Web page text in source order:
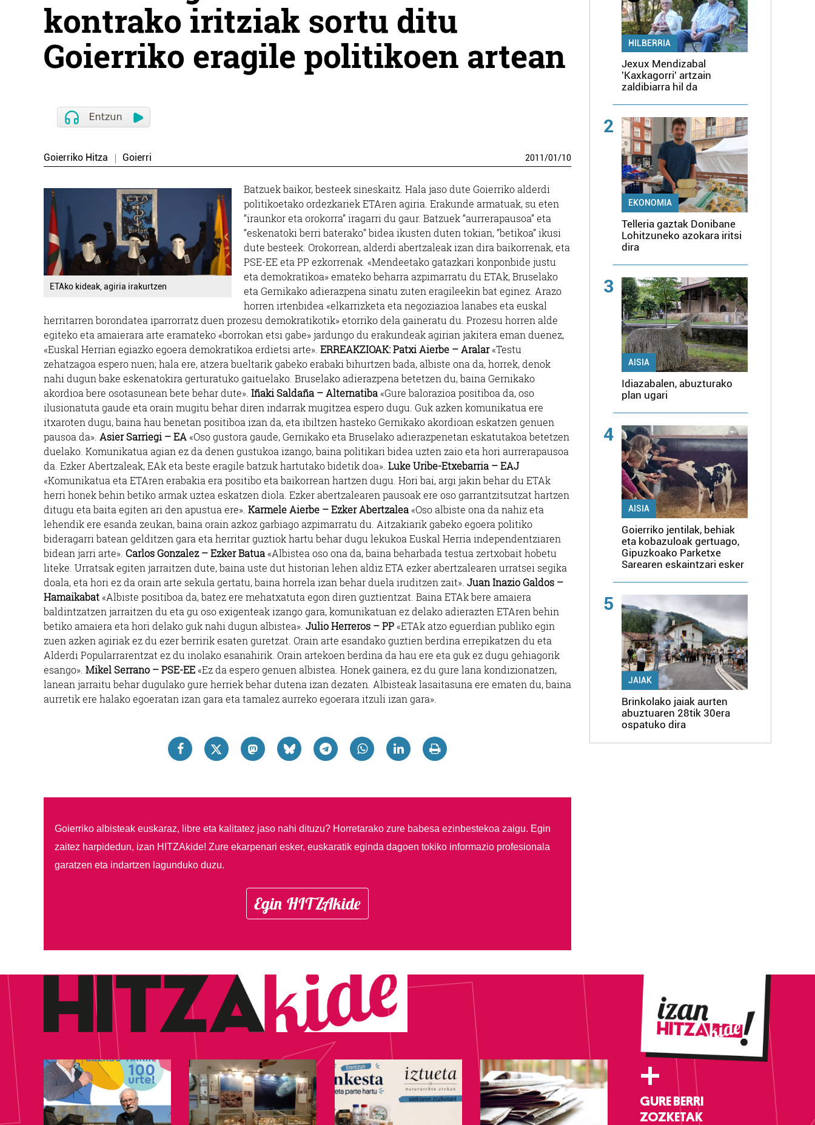
kontrako iritziak sortu ditu
Goierriko eragile politikoen artean
Goierriko Hitza Goierri 2011/01/10
ETAko kideak, agiria irakurtzen
Batzuek baikor, besteek sineskaitz. Hala jaso dute Goierriko alderdi
politikoetako ordezkariek ETAren agiria. Erakunde armatuak, su eten
“iraunkor eta orokorra” iragarri du gaur. Batzuek “aurrerapausoa” eta
“eskenatoki berri baterako” bidea ikusten duten tokian, “betikoa” ikusi
dute besteek. Orokorrean, alderdi abertzaleak izan dira baikorrenak, eta
PSE-EE eta PP ezkorrenak. «Mendeetako gatazkari konponbide justu
eta demokratikoa» emateko beharra azpimarratu du ETAk, Bruselako
eta Gernikako adierazpena sinatu zuten eragileekin bat eginez. Arazo
horren irtenbidea «elkarrizketa eta negoziazioa lanabes eta euskal
herritarren borondatea iparrorratz duen prozesu demokratikotik» etorriko dela gaineratu du. Prozesu horren alde
egiteko eta amaierara arte eramateko «borrokan etsi gabe» jardungo du erakundeak agirian jakitera eman duenez,
«Euskal Herrian egiazko egoera demokratikoa erdietsi arte». ERREAKZIOAK:Patxi Aierbe – Aralar«Testu
zehatzagoa espero nuen; hala ere, atzera bueltarik gabeko erabaki bihurtzen bada, albiste ona da, horrek, denok
nahi dugun bake eskenatokira gerturatuko gaituelako. Bruselako adierazpena betetzen du, baina Gernikako
akordioa bere osotasunean bete behar dute». Iñaki Saldaña – Alternatiba«Gure balorazioa positiboa da, oso
ilusionatuta gaude eta orain mugitu behar diren indarrak mugitzea espero dugu. Guk azken komunikatua ere
itxaroten dugu, baina hau benetan positiboa izan da, eta ibiltzen hasteko Gernikako akordioan eskatzen genuen
pausoa da». Asier Sarriegi – EA«Oso gustora gaude, Gernikako eta Bruselako adierazpenetan eskatutakoa betetzen
duelako. Komunikatua agian ez da denen gustukoa izango, baina politikari bidea uzten zaio eta hori aurrerapausoa
da. Ezker Abertzaleak, EAk eta beste eragile batzuk hartutako bidetik doa». Luke Uribe-Etxebarria – EAJ
«Komunikatua eta ETAren erabakia era positibo eta baikorrean hartzen dugu. Hori bai, argi jakin behar du ETAk
herri honek behin betiko armak uztea eskatzen diola. Ezker abertzalearen pausoak ere oso garrantzitsutzat hartzen
ditugu eta baita egiten ari den apustua ere». Karmele Aierbe – Ezker Abertzalea«Oso albiste ona da nahiz eta
lehendik ere esanda zeukan, baina orain azkoz garbiago azpimarratu du. Aitzakiarik gabeko egoera politiko
bideragarri batean gelditzen gara eta herritar guztiok hartu behar dugu lekukoa Euskal Herria independentziaren
bidean jarri arte». Carlos Gonzalez – Ezker Batua«Albistea oso ona da, baina beharbada testua zertxobait hobetu
liteke. Urratsak egiten jarraitzen dute, baina uste dut historian lehen aldiz ETA ezker abertzalearen urratsei segika
doala, eta hori ez da orain arte sekula gertatu, baina horrela izan behar duela iruditzen zait». Juan Inazio Galdos –
Hamaikabat«Albiste positiboa da, batez ere mehatxatuta egon diren guztientzat. Baina ETAk bere amaiera
baldintzatzen jarraitzen du eta gu oso exigenteak izango gara, komunikatuan ez delako adierazten ETAren behin
betiko amaiera eta hori delako guk nahi dugun albistea». Julio Herreros – PP«ETAk atzo eguerdian publiko egin
zuen azken agiriak ez du ezer berririk esaten guretzat. Orain arte esandako guztien berdina errepikatzen du eta
Alderdi Popularrarentzat ez du inolako esanahirik. Orain artekoen berdina da hau ere eta guk ez dugu gehiagorik
esango». Mikel Serrano – PSE-EE«Ez da espero genuen albistea. Honek gainera, ez du gure lana kondizionatzen,
lanean jarraitu behar dugulako gure herriek behar dutena izan dezaten. Albisteak lasaitasuna ere ematen du, baina
aurretik ere halako egoeratan izan gara eta tamalez aurreko egoerara itzuli izan gara».
Goierriko albisteak euskaraz, libre eta kalitatez jaso nahi dituzu? Horretarako zure babesa ezinbestekoa zaigu. Egin
zaitez harpidedun, izan HITZAkide! Zure ekarpenari esker, euskaratik eginda dagoen tokiko informazio profesionala
garatzen eta indartzen lagunduko duzu.
Egin HITZAkide
HILBERRIA
Jexux Mendizabal
'Kaxkagorri' artzain
zaldibiarra hil da
2
EKONOMIA
Telleria gaztak Donibane
Lohitzuneko azokara iritsi
dira
3
AISIA
Idiazabalen, abuzturako
plan ugari
4
AISIA
Goierriko jentilak, behiak
eta kobazuloak gertuago,
Gipuzkoako Parketxe
Sarearen eskaintzari esker
5
JAIAK
Brinkolako jaiak aurten
abuztuaren 28tik 30era
ospatuko dira
+
GURE BERRI
ZOZKETAK